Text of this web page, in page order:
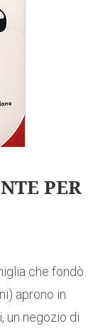
PER
che fondò
aprono in
un negozio di